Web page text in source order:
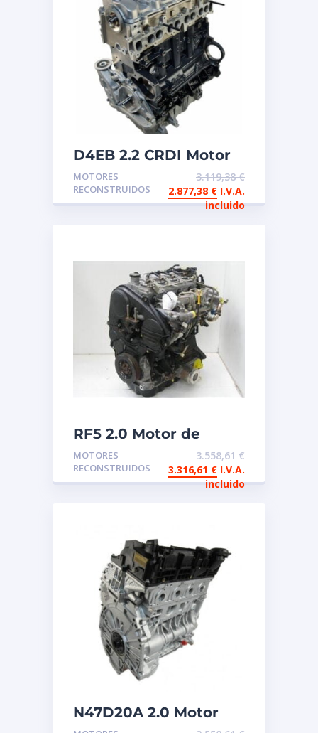
D4EB 2.2 CRDI Motor
de intercambio
reconstruido
MOTORES
RECONSTRUIDOS
3.119,38€
2.877,38 € I.V.A.
incluido
RF5 2.0 Motor de
intercambio
reconstruido Mazda
MOTORES
RECONSTRUIDOS
3.558,61€
3.316,61 € I.V.A.
incluido
N47D20A 2.0 Motor
reconstruido de